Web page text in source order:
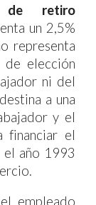
de retiro
un 2,5%
representa
de elección
ni del
a una
y el
financiar el
año 1993
empleado